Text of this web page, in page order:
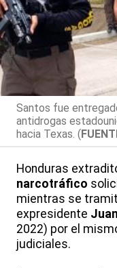
Santos fue
antidrogas
hacia Texas. (
Honduras
narcotráfico
mientras se
expresidente
2022) por el
judiciales.